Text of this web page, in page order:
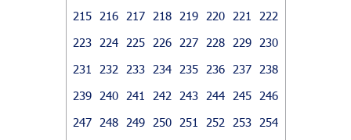
215
216 217 218 219 220 221
222
223
224 225 226 227 228 229
230
231
232 233 234 235 236 237
238
239
240 241 242 243 244 245
246
247
248 249 250 251 252 253
254